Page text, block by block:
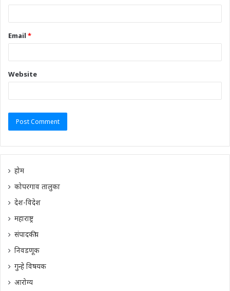
Email *
Website
होम
कोपरगाव तालुका
देश-विदेश
महाराष्ट्र
संपादकीय
निवडणूक
गुन्हे विषयक
आरोग्य